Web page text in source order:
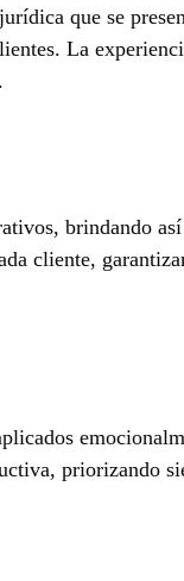
que se
La
brindando
cliente,
priorizando